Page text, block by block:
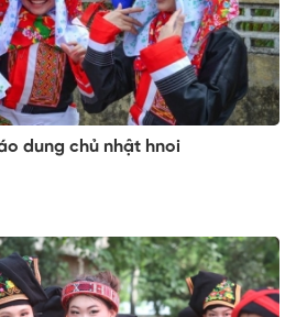
dung chủ nhật hnoi